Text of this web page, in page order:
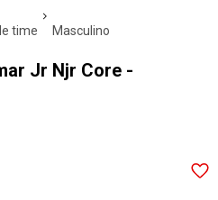
time masculino
Jr Njr Core -